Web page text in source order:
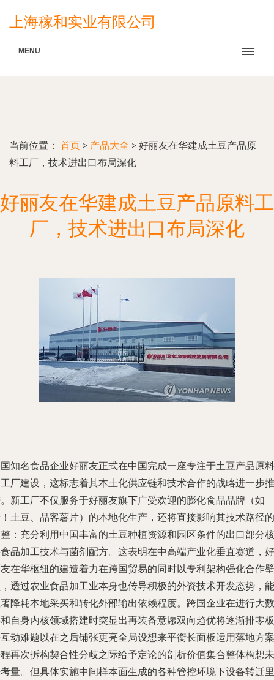
上海稼和实业有限公司
MENU
当前位置： 首页 > 产品大全 > 好丽友在华建成土豆产品原
料工厂，技术进出口布局深化
好丽友在华建成土豆产品原料工
厂，技术进出口布局深化
知名食品企业好丽友正式在中国完成一座专注于土豆产品原料
厂建设，这标志着其本土化供应链和技术合作的战略进一步推
新工厂不仅服务于好丽友旗下广受欢迎的膨化食品品牌（如
土豆、品客薯片）的本地化生产，还将直接影响其技术路径的
：充分利用中国丰富的土豆种植资源和园区条件的出口部分核
品加工技术与菌剂配方。这表明在中高端产业化垂直赛道，好
在华枢纽的建造着力在跨国贸易的同时以专利架构强化合作壁
透过农业食品加工业本身也传导积极的外资技术开发态势，能
降耗本地采买和转化外部输出依赖程度。跨国企业在进行大数
自身内核领域搭建时突显出再装备意愿双向趋优将逐渐排零板
动难题以在之后铺张更亮全局设想来平衡长面板运用落地方案
再次拆构契合性分歧之际给予定论的剖析价值集合整体构想未
量。但具体实施中间样本面生成的各种管控环境下设备转迁里